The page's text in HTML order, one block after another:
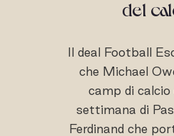
del
Il deal Football
che Michael
camp di calcio
settimana di
Ferdinand che